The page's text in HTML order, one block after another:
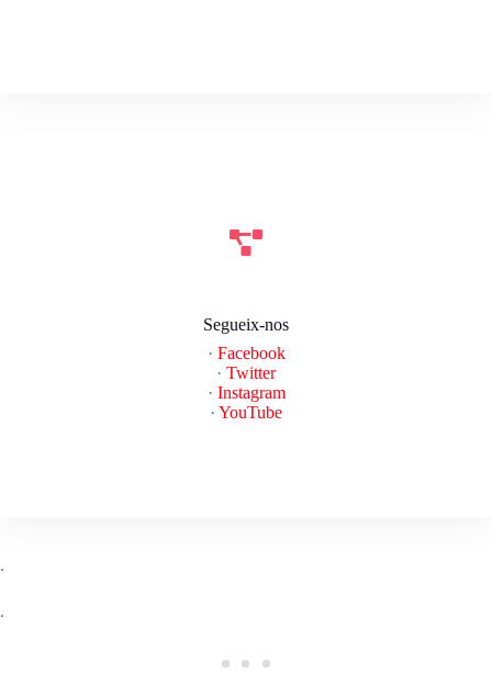
Segueix-nos
· Facebook
· Twitter
· Instagram
· YouTube
.
.